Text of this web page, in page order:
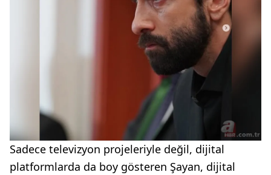
Sadece televizyon projeleriyle değil, dijital
platformlarda da boy gösteren Şayan, dijital